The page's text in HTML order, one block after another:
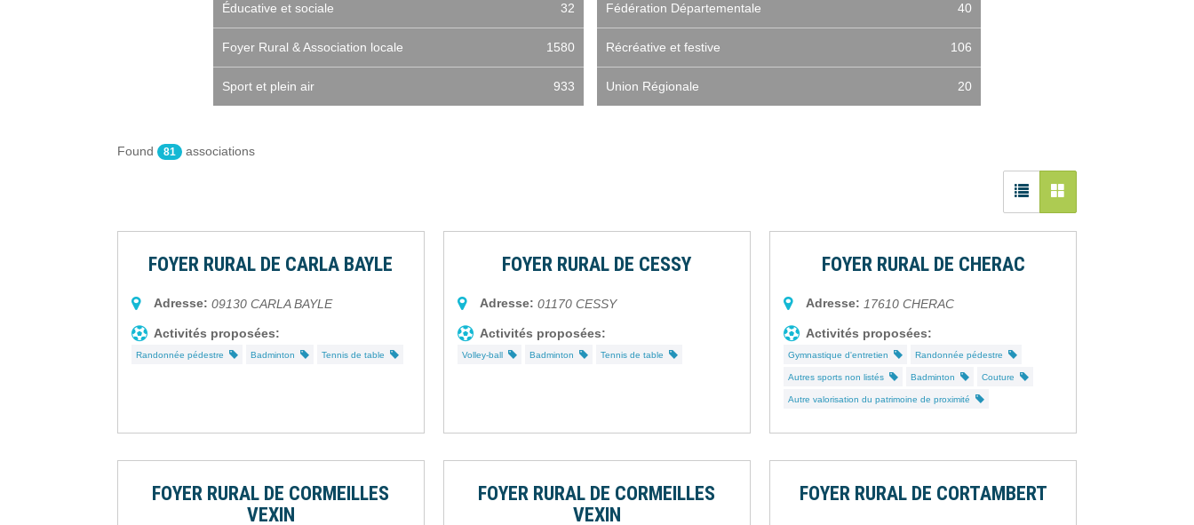
Éducative et sociale 32 Fédération Départementale 40
Foyer Rural & Association locale 1580 Récréative et festive 106
Sport et plein air 933 Union Régionale 20
Found 81 associations
FOYER RURAL DE CARLA BAYLE
Adresse: 09130 CARLA BAYLE
Activités proposées:
Randonnée pédestre Badminton Tennis de table
FOYER RURAL DE CESSY
Adresse: 01170 CESSY
Activités proposées:
Volley-ball Badminton Tennis de table
FOYER RURAL DE CHERAC
Adresse: 17610 CHERAC
Activités proposées:
Gymnastique d'entretien Randonnée pédestre
Autres sports non listés Badminton Couture
Autre valorisation du patrimoine de proximité
FOYER RURAL DE CORMEILLES
VEXIN
FOYER RURAL DE CORMEILLES
VEXIN
FOYER RURAL DE CORTAMBERT